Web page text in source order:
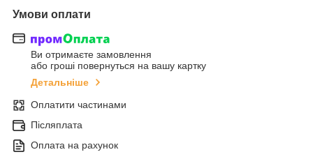
Умови оплати
Ви отримаєте замовлення
або гроші повернуться на вашу картку
Детальніше
Оплатити частинами
Післяплата
Оплата на рахунок